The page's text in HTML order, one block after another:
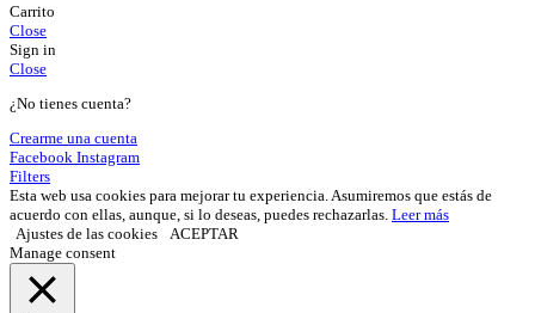
Carrito
Close
Sign in
Close
¿No tienes cuenta?
Crearme una cuenta
Facebook Instagram
Filters
Esta web usa cookies para mejorar tu experiencia. Asumiremos que estás de
acuerdo con ellas, aunque, si lo deseas, puedes rechazarlas. Leer más
Ajustes de las cookies
ACEPTAR
Manage consent